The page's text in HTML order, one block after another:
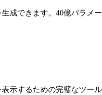
成できます。40億パラメ
示するための完璧なツー